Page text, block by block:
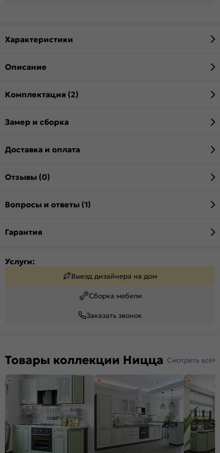
Характеристики
Описание
Комплектация (2)
Замер и сборка
Доставка и оплата
Отзывы (0)
Вопросы и ответы (1)
Гарантия
Услуги:
Выезд дизайнера на дом
Сборка мебели
Заказать звонок
Товары коллекции Ницца Смотреть все